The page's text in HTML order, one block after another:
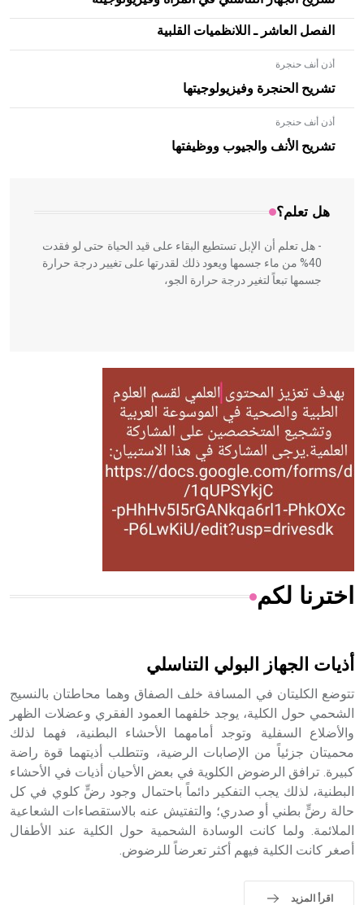
الفصل العاشر ـ اللانظميات القلبية
أذن أنف حنجرة
تشريح الحنجرة وفيزيولوجيتها
أذن أنف حنجرة
تشريح الأنف والجيوب ووظيفتها
هل تعلم؟
- هل تعلم أن الأبلق نوع من الفنون الهندسية التي ارتبطت
بالعمارة الإسلامية في بلاد الشام ومصر خاصة، حيث يحرص
المعمار على بناء مداميكه وخاصة في الواجهات
- هل تعلم أن الإبل تستطيع البقاء على قيد الحياة حتى لو فقدت
40% من ماء جسمها ويعود ذلك لقدرتها على تغيير درجة حرارة
جسمها تبعاً لتغير درجة حرارة الجو،
- هل تعلم أن أبقراط كتب في الطب أربعة مؤلفات هي:
الحكم، الأدلة، تنظيم التغذية، ورسالته في جروح الرأس. ويعود
له الفضل بأنه حرر الطب من الدين والفلسفة.
- هل تعلم أن المرجان إفراز حيواني يتكون في البحر ويتركب
من مادة كربونات الكلسيوم، وهو أحمر أو شديد الحمرة وهو
أجود أنواعه، ويمتاز بكبر الحجم ويسمى الش
هل تعلم أن الأبسيد كلمة فرنسية اللفظ تم اعتمادها مصطلحاً
- هل تعلم أن أبجر Abgar اسم معروف جيداً يعود إلى عدد من
الملوك الذين حكموا مدينة إديسا (الرها) من أبجر الأول وحتى
التاسع، وهم ينتسبون إلى أسرة أوسروين
حيث تقتصر القيمة الصوتية للعلامة الك
اخترنا لكم
أذيات الجهاز البولي التناسلي
تتوضع الكليتان في المسافة خلف الصفاق وهما محاطتان بالنسيج
الشحمي حول الكلية، يوجد خلفهما العمود الفقري وعضلات الظهر
والأضلاع السفلية وتوجد أمامهما الأحشاء البطنية، فهما لذلك
محميتان جزئياً من الإصابات الرضية، وتتطلب أذيتهما قوة راضة
كبيرة. ترافق الرضوض الكلوية في بعض الأحيان أذيات في الأحشاء
البطنية، لذلك يجب التفكير دائماً باحتمال وجود رضٍّ كلوي في كل
حالة رضٍّ بطني أو صدري؛ والتفتيش عنه بالاستقصاءات الشعاعية
الملائمة. ولما كانت الوسادة الشحمية حول الكلية عند الأطفال
أصغر كانت الكلية فيهم أكثر تعرضاً للرضوض.
اقرأ المزيد